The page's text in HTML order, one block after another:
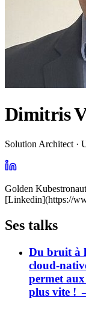
Dimitris
Solution Architect ·
Golden
[Linkedin](https://
Ses talks
Du bruit à
cloud-
permet
plus vite !